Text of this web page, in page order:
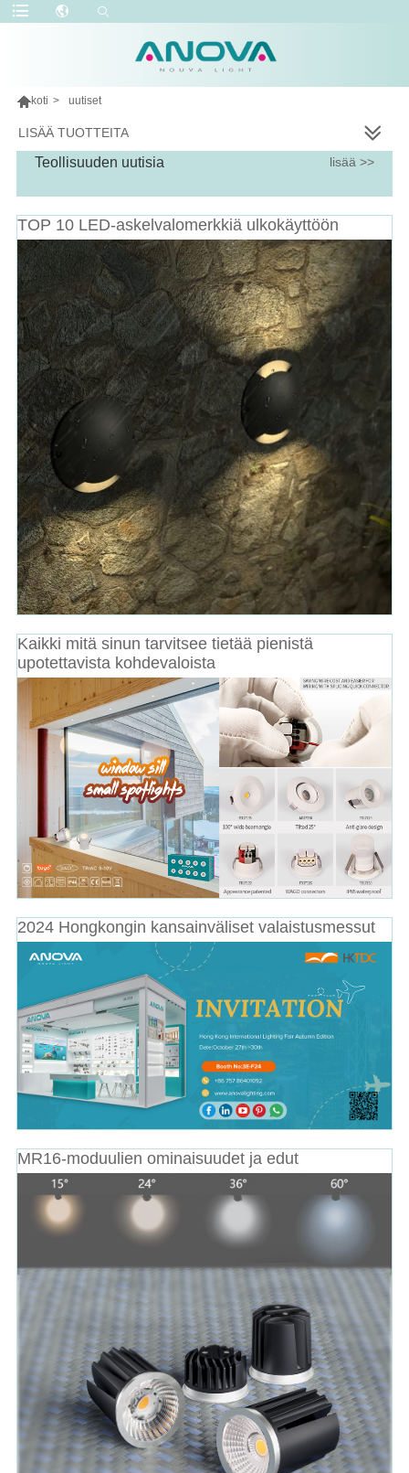
koti > uutiset
LISÄÄ TUOTTEITA
Teollisuuden uutisia lisää >>
TOP 10 LED-askelvalomerkkiä ulkokäyttöön
Kaikki mitä sinun tarvitsee tietää pienistä
upotettavista kohdevaloista
2024 Hongkongin kansainväliset valaistusmessut
MR16-moduulien ominaisuudet ja edut